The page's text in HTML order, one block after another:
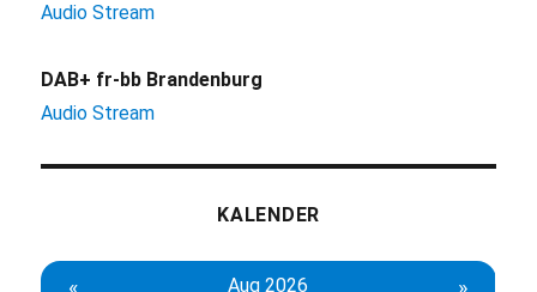
Audio Stream
DAB+ fr-bb Brandenburg
Audio Stream
KALENDER
« Aug 2026 »